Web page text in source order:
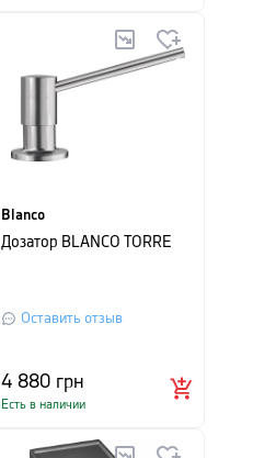
Blanco
Дозатор BLANCO TORRE
Оставить отзыв
4 880 грн
Есть в наличии